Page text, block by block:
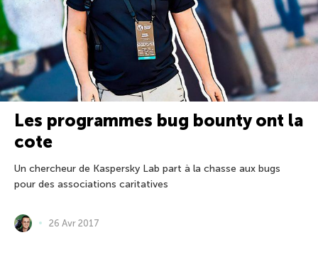
Les programmes bug bounty ont la
cote
Un chercheur de Kaspersky Lab part à la chasse aux bugs
pour des associations caritatives
26 Avr 2017